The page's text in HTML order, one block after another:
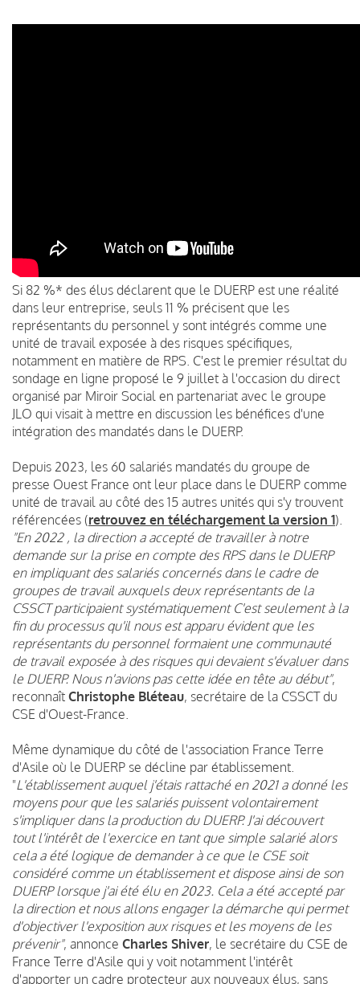
Si 82 %* des élus déclarent que le DUERP est une réalité
dans leur entreprise, seuls 11 % précisent que les
représentants du personnel y sont intégrés comme une
unité de travail exposée à des risques spécifiques,
notamment en matière de RPS. C'est le premier résultat du
sondage en ligne proposé le 9 juillet à l'occasion du direct
organisé par Miroir Social en partenariat avec le groupe
JLO qui visait à mettre en discussion les bénéfices d'une
intégration des mandatés dans le DUERP.
Depuis 2023, les 60 salariés mandatés du groupe de
presse Ouest France ont leur place dans le DUERP comme
unité de travail au côté des 15 autres unités qui s'y trouvent
référencées (retrouvez en téléchargement la version 1).
"En 2022 , la direction a accepté de travailler à notre
demande sur la prise en compte des RPS dans le DUERP
en impliquant des salariés concernés dans le cadre de
groupes de travail auxquels deux représentants de la
CSSCT participaient systématiquement C'est seulement à la
fin du processus qu'il nous est apparu évident que les
représentants du personnel formaient une communauté
de travail exposée à des risques qui devaient s'évaluer dans
le DUERP. Nous n'avions pas cette idée en tête au début",
reconnaît Christophe Bléteau, secrétaire de la CSSCT du
CSE d'Ouest-France.
Même dynamique du côté de l'association France Terre
d'Asile où le DUERP se décline par établissement.
"L'établissement auquel j'étais rattaché en 2021 a donné les
moyens pour que les salariés puissent volontairement
s'impliquer dans la production du DUERP. J'ai découvert
tout l'intérêt de l'exercice en tant que simple salarié alors
cela a été logique de demander à ce que le CSE soit
considéré comme un établissement et dispose ainsi de son
DUERP lorsque j'ai été élu en 2023. Cela a été accepté par
la direction et nous allons engager la démarche qui permet
d'objectiver l'exposition aux risques et les moyens de les
prévenir", annonce Charles Shiver, le secrétaire du CSE de
France Terre d'Asile qui y voit notamment l'intérêt
d'apporter un cadre protecteur aux nouveaux élus, sans